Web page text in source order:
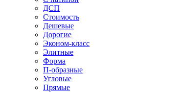
ДСП
Стоимость
Дешевые
Дорогие
Эконом-класс
Элитные
Форма
П-образные
Угловые
Прямые